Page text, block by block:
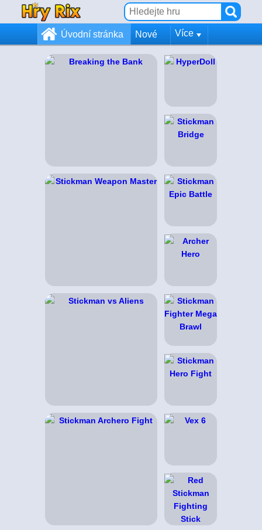
Úvodní stránka Nové Více